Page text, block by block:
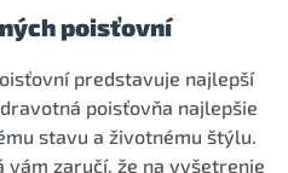
poisťovní
predstavuje najlepší
poisťovňa najlepšie
stavu a životnému štýlu.
zaručí, že na vyšetrenie